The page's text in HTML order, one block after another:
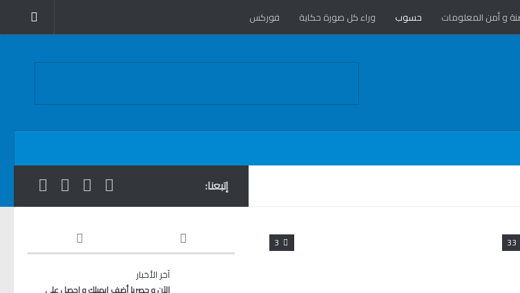
و أمن المعلومات حسوب وراء كل صورة حكاية فوركس
33
3
إتبعنا:
آخر الأخبار